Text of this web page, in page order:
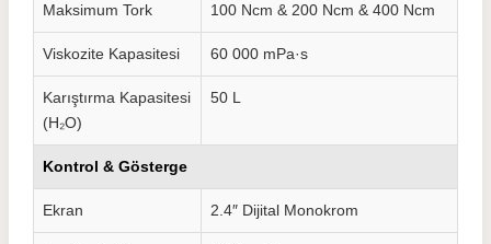
Maksimum Tork 100 Ncm & 200 Ncm & 400 Ncm
Viskozite Kapasitesi 60 000 mPa·s
Karıştırma Kapasitesi
(H₂O)
50 L
Kontrol & Gösterge
Ekran 2.4″ Dijital Monokrom